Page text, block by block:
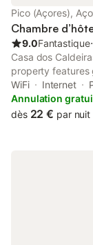
Pico (Açores),
Chambre
9.0Fantastique⋅
Casa dos
property features
family rooms, this
area. At the bed
furniture.
WiFi Internet
Annulation
dès 22 € par nuit